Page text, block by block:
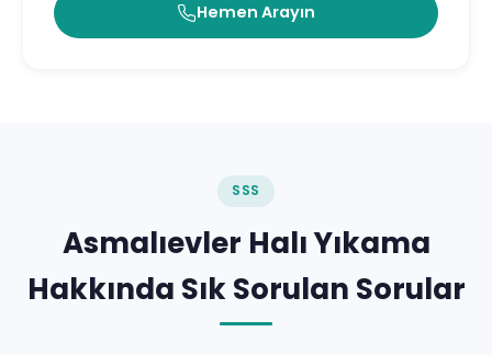
Hemen Arayın
SSS
Asmalıevler Halı Yıkama
Hakkında Sık Sorulan Sorular